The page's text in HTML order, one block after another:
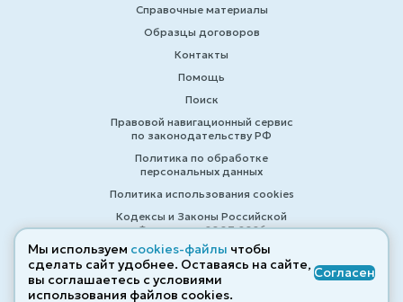
Справочные материалы
Образцы договоров
Контакты
Помощь
Поиск
Правовой навигационный сервис
по законодательству РФ
Политика по обработке
персональных данных
Политика использования cookies
Кодексы и Законы Российской
Федерации 2007-2026
© ZAKONRF.INFO
Мы используем cookies-файлы чтобы
сделать сайт удобнее. Оставаясь на сайте,
вы соглашаетесь с условиями
использования файлов cооkies.
Согласен